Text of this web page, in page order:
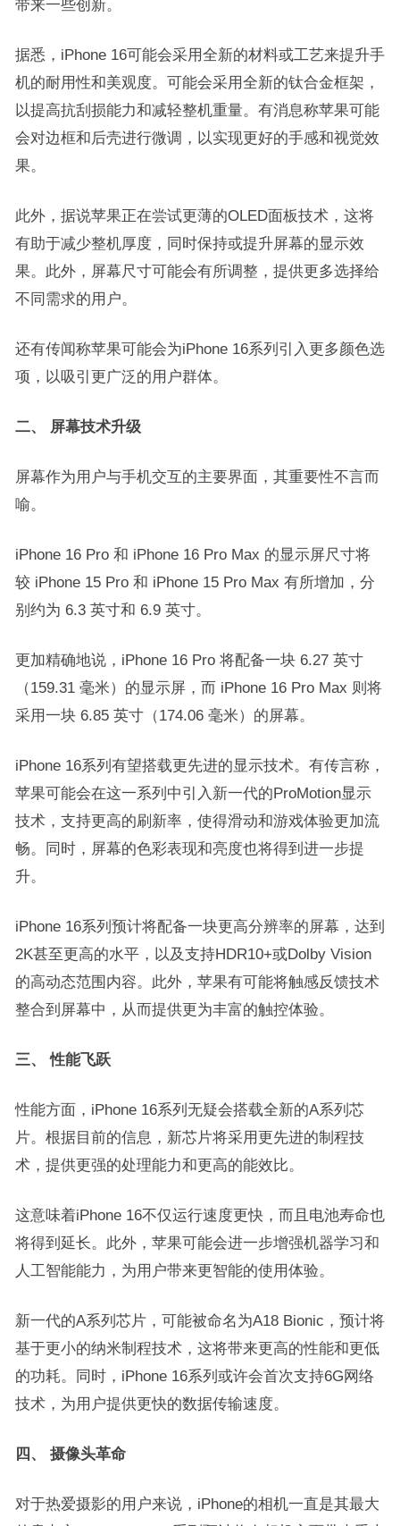
带来一些创新。
据悉，iPhone 16可能会采用全新的材料或工艺来提升手
机的耐用性和美观度。可能会采用全新的钛合金框架，
以提高抗刮损能力和减轻整机重量。有消息称苹果可能
会对边框和后壳进行微调，以实现更好的手感和视觉效
果。
此外，据说苹果正在尝试更薄的OLED面板技术，这将
有助于减少整机厚度，同时保持或提升屏幕的显示效
果。此外，屏幕尺寸可能会有所调整，提供更多选择给
不同需求的用户。
还有传闻称苹果可能会为iPhone 16系列引入更多颜色选
项，以吸引更广泛的用户群体。
二、 屏幕技术升级
屏幕作为用户与手机交互的主要界面，其重要性不言而
喻。
iPhone 16 Pro 和 iPhone 16 Pro Max 的显示屏尺寸将
较 iPhone 15 Pro 和 iPhone 15 Pro Max 有所增加，分
别约为 6.3 英寸和 6.9 英寸。
更加精确地说，iPhone 16 Pro 将配备一块 6.27 英寸
（159.31 毫米）的显示屏，而 iPhone 16 Pro Max 则将
采用一块 6.85 英寸（174.06 毫米）的屏幕。
iPhone 16系列有望搭载更先进的显示技术。有传言称，
苹果可能会在这一系列中引入新一代的ProMotion显示
技术，支持更高的刷新率，使得滑动和游戏体验更加流
畅。同时，屏幕的色彩表现和亮度也将得到进一步提
升。
iPhone 16系列预计将配备一块更高分辨率的屏幕，达到
2K甚至更高的水平，以及支持HDR10+或Dolby Vision
的高动态范围内容。此外，苹果有可能将触感反馈技术
整合到屏幕中，从而提供更为丰富的触控体验。
三、 性能飞跃
性能方面，iPhone 16系列无疑会搭载全新的A系列芯
片。根据目前的信息，新芯片将采用更先进的制程技
术，提供更强的处理能力和更高的能效比。
这意味着iPhone 16不仅运行速度更快，而且电池寿命也
将得到延长。此外，苹果可能会进一步增强机器学习和
人工智能能力，为用户带来更智能的使用体验。
新一代的A系列芯片，可能被命名为A18 Bionic，预计将
基于更小的纳米制程技术，这将带来更高的性能和更低
的功耗。同时，iPhone 16系列或许会首次支持6G网络
技术，为用户提供更快的数据传输速度。
四、 摄像头革命
对于热爱摄影的用户来说，iPhone的相机一直是其最大